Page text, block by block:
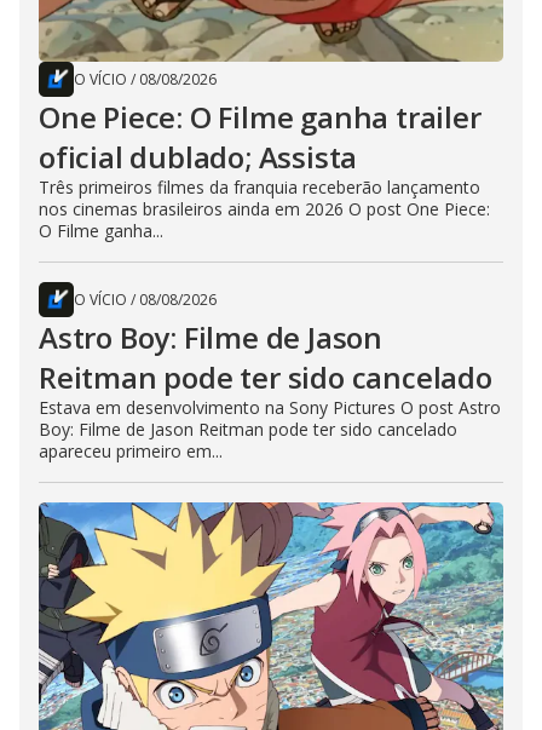
O VÍCIO / 08/08/2026
One Piece: O Filme ganha trailer
oficial dublado; Assista
Três primeiros filmes da franquia receberão lançamento
nos cinemas brasileiros ainda em 2026 O post One Piece:
O Filme ganha...
O VÍCIO / 08/08/2026
Astro Boy: Filme de Jason
Reitman pode ter sido cancelado
Estava em desenvolvimento na Sony Pictures O post Astro
Boy: Filme de Jason Reitman pode ter sido cancelado
apareceu primeiro em...